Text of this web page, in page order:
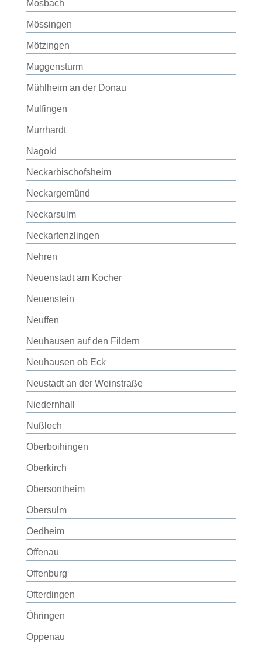
Mosbach
Mössingen
Mötzingen
Muggensturm
Mühlheim an der Donau
Mulfingen
Murrhardt
Nagold
Neckarbischofsheim
Neckargemünd
Neckarsulm
Neckartenzlingen
Nehren
Neuenstadt am Kocher
Neuenstein
Neuffen
Neuhausen auf den Fildern
Neuhausen ob Eck
Neustadt an der Weinstraße
Niedernhall
Nußloch
Oberboihingen
Oberkirch
Obersontheim
Obersulm
Oedheim
Offenau
Offenburg
Ofterdingen
Öhringen
Oppenau